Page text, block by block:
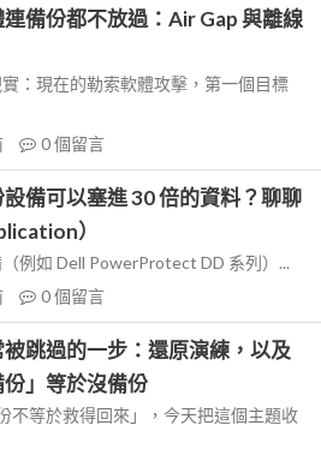
備份都不放過：Air Gap 與離線
：現在的勒索軟體攻擊，第一個目標
0個留言
備可以塞進 30 倍的資料？聊聊
）
例如 Dell PowerProtect DD 系列）...
0個留言
跳過的一步：還原演練，以及
」等於沒備份
不等於救得回來」，今天把這個主題收